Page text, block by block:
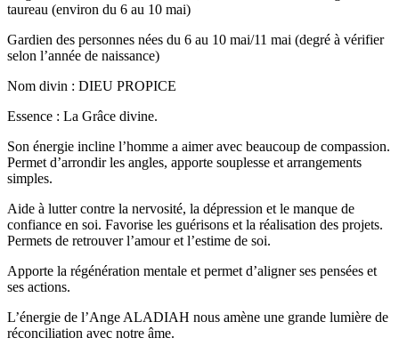
taureau (environ du 6 au 10 mai)
Gardien des personnes nées du 6 au 10 mai/11 mai (degré à vérifier
selon l’année de naissance)
Nom divin : DIEU PROPICE
Essence : La Grâce divine.
Son énergie incline l’homme a aimer avec beaucoup de compassion.
Permet d’arrondir les angles, apporte souplesse et arrangements
simples.
Aide à lutter contre la nervosité, la dépression et le manque de
confiance en soi. Favorise les guérisons et la réalisation des projets.
Permets de retrouver l’amour et l’estime de soi.
Apporte la régénération mentale et permet d’aligner ses pensées et
ses actions.
L’énergie de l’Ange ALADIAH nous amène une grande lumière de
réconciliation avec notre âme.